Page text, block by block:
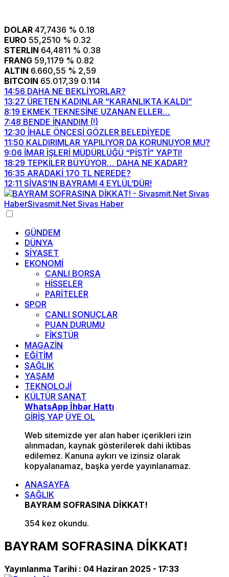
DOLAR 47,7436 % 0.18
EURO 55,2510 % 0.32
STERLIN 64,4811 % 0.38
FRANG 59,1179 % 0.82
ALTIN 6.660,55 % 2,59
BITCOIN 65.017,39 0.114
14:56 DAHA NE BEKLİYORLAR?
13:27 ÜRETEN KADINLAR “KARANLIKTA KALDI”
8:19 EKMEK TEKNESİNE UZANAN ELLER…
7:48 BENDE İNANDIM (!)
12:30 İHALE ÖNCESİ GÖZLER BELEDİYEDE
11:50 KALDIRIMLAR YAPILIYOR DA KORUNUYOR MU?
9:06 İMAR İŞLERİ MÜDÜRLÜĞÜ “PİŞTİ” YAPTI!
18:29 TEPKİLER BÜYÜYOR… DAHA NE KADAR?
16:35 ARADAKİ 170 TL NEREDE?
12:11 SİVAS’IN BAYRAMI 4 EYLÜL’DÜR!
GÜNDEM
DÜNYA
SİYASET
EKONOMİ
CANLI BORSA
HİSSELER
PARİTELER
SPOR
CANLI SONUÇLAR
PUAN DURUMU
FİKSTÜR
MAGAZİN
EĞİTİM
SAĞLIK
YAŞAM
TEKNOLOJİ
KÜLTÜR SANAT
WhatsApp İhbar Hattı
GİRİŞ YAP ÜYE OL
Web sitemizde yer alan haber içerikleri izin
alınmadan, kaynak gösterilerek dahi iktibas
edilemez. Kanuna aykırı ve izinsiz olarak
kopyalanamaz, başka yerde yayınlanamaz.
ANASAYFA
SAĞLIK
BAYRAM SOFRASINA DİKKAT!
354 kez okundu.
BAYRAM SOFRASINA DİKKAT!
Yayınlanma Tarihi : 04 Haziran 2025 - 17:33